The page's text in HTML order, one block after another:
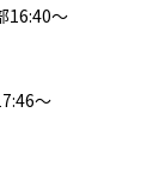
16:40～
～